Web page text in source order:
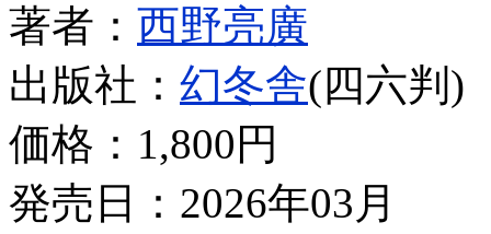
著者： 西野亮廣
出版社： 幻冬舎(四六判)
価格： 1,800円
発売日：2026年03月